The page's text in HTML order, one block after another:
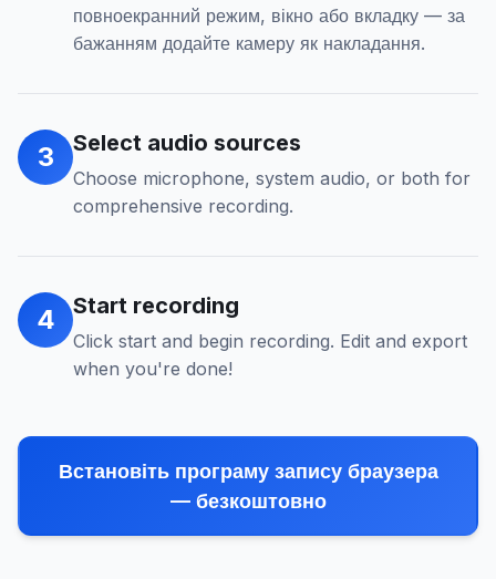
повноекранний режим, вікно або вкладку — за
бажанням додайте камеру як накладання.
3 Select audio sources
Choose microphone, system audio, or both for
comprehensive recording.
4 Start recording
Click start and begin recording. Edit and export
when you're done!
Встановіть програму запису браузера
— безкоштовно